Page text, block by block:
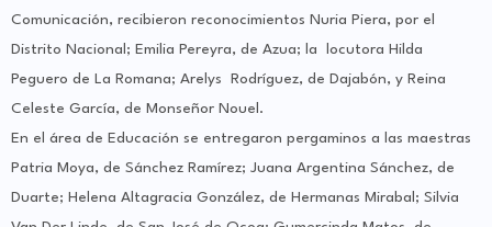
Comunicación, recibieron reconocimientos Nuria Piera, por el
Distrito Nacional; Emilia Pereyra, de Azua; la locutora Hilda
Peguero de La Romana; Arelys Rodríguez, de Dajabón, y Reina
Celeste García, de Monseñor Nouel.
En el área de Educación se entregaron pergaminos a las maestras
Patria Moya, de Sánchez Ramírez; Juana Argentina Sánchez, de
Duarte; Helena Altagracia González, de Hermanas Mirabal; Silvia